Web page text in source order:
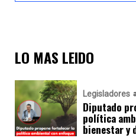
LO MAS LEIDO
Legisladores
Diputado
política
bienestar y